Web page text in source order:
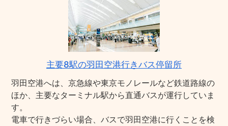
主要8駅の羽田空港行きバス停留所
羽田空港へは、京急線や東京モノレールなど鉄道路線の
ほか、主要なターミナル駅から直通バスが運行していま
す。
電車で行きづらい場合、バスで羽田空港に行くことを検